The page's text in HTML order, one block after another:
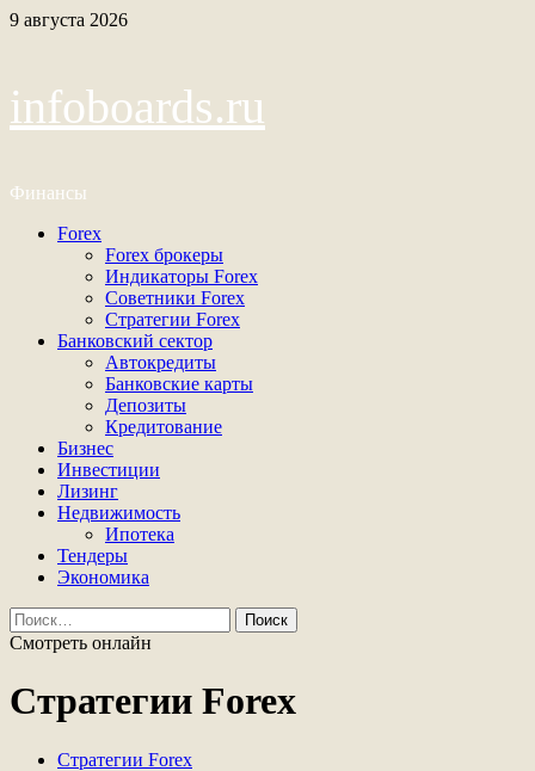
Перейти
9 августа 2026
infoboards.ru
Финансы
Основное
Forex
Forex брокеры
Индикаторы Forex
Советники Forex
Стратегии Forex
Банковский сектор
Автокредиты
Банковские карты
Депозиты
Кредитование
Бизнес
Инвестиции
Лизинг
Недвижимость
Ипотека
Тендеры
Экономика
Найти:
Смотреть онлайн
Стратегии Forex
Стратегии Forex